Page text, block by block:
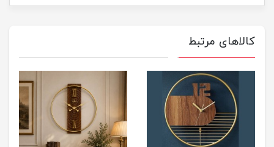
کالاهای مرتبط